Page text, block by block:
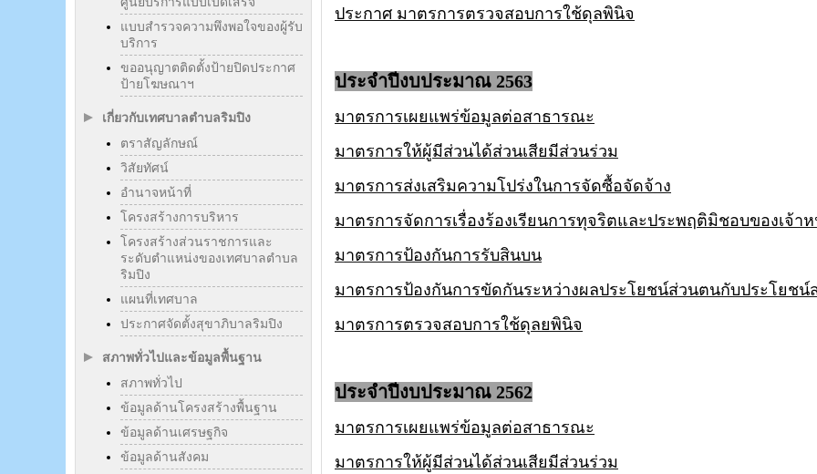
แบบสำรวจความพึงพอใจของผู้รับ
บริการ
ขออนุญาตติดตั้งป้ายปิดประกาศ
ป้ายโฆษณาฯ
เกี่ยวกับเทศบาลตำบลริมปิง
ตราสัญลักษณ์
วิสัยทัศน์
อำนาจหน้าที่
โครงสร้างการบริหาร
โครงสร้างส่วนราชการและ
ระดับตำแหน่งของเทศบาลตำบล
ริมปิง
แผนที่เทศบาล
ประกาศจัดตั้งสุขาภิบาลริมปิง
สภาพทั่วไปและข้อมูลพื้นฐาน
สภาพทั่วไป
ข้อมูลด้านโครงสร้างพื้นฐาน
ข้อมูลด้านเศรษฐกิจ
ข้อมูลด้านสังคม
ประกาศ มาตรการตรวจสอบการใช้ดุลพินิจ
ประจำปีงบประมาณ 2563
มาตรการเผยแพร่ข้อมูลต่อสาธารณะ
มาตรการให้ผู้มีส่วนได้ส่วนเสียมีส่วนร่วม
มาตรการส่งเสริมความโปร่งในการจัดซื้อจัดจ้าง
มาตรการจัดการเรื่องร้องเรียนการทุจริตและประพฤติมิชอบของเจ้า
มาตรการป้องกันการรับสินบน
มาตรการป้องกันการขัดกันระหว่างผลประโยชน์ส่วนตนกับประโยชน์
มาตรการตรวจสอบการใช้ดุลยพินิจ
ประจำปีงบประมาณ 2562
มาตรการเผยแพร่ข้อมูลต่อสาธารณะ
มาตรการให้ผู้มีส่วนได้ส่วนเสียมีส่วนร่วม